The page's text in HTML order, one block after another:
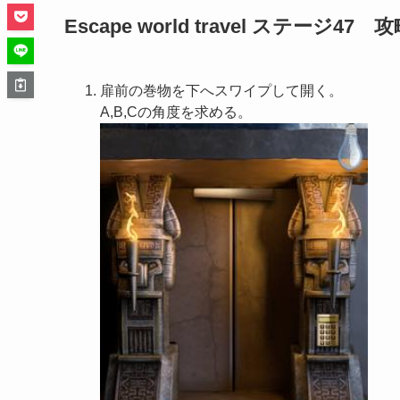
Escape world travel ステージ47 攻
扉前の巻物を下へスワイプして開く。
A,B,Cの角度を求める。